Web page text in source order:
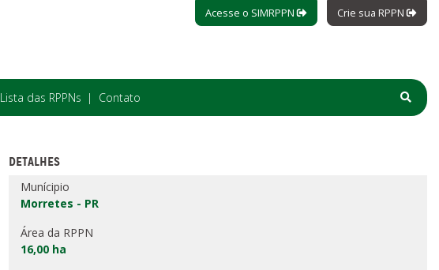
Acesse o SIMRPPN Crie sua RPPN
Lista das RPPNs Contato
DETALHES
Munícipio
Morretes - PR
Área da RPPN
16,00 ha